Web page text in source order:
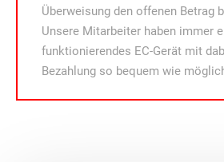
Überweisung den offenen Betrag
Unsere Mitarbeiter haben immer
funktionierendes EC-Gerät mit
Bezahlung so bequem wie